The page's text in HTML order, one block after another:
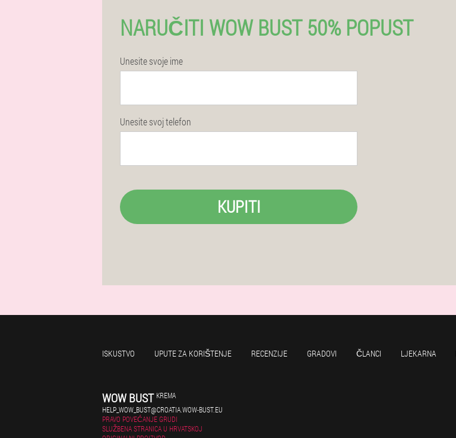
NARUČITI WOW BUST 50% POPUST
Unesite svoje ime
Unesite svoj telefon
KUPITI
ISKUSTVO UPUTE ZA KORIŠTENJE RECENZIJE GRADOVI ČLANCI LJEKARNA
WOW BUST KREMA
HELP_WOW_BUST@CROATIA.WOW-BUST.EU
PRAVO POVEĆANJE GRUDI
SLUŽBENA STRANICA U HRVATSKOJ